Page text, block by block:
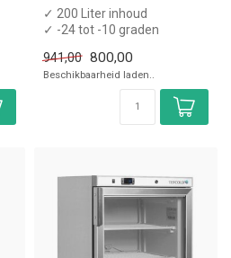
✓ 200 Liter inhoud
✓ -24 tot -10 graden
✓ Breedte 60 cm, diepte 58...
941,00 800,00
Beschikbaarheid laden..